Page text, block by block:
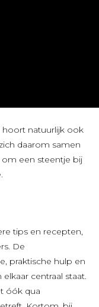
natuurlijk ook
daarom samen
een steentje bij
tips en recepten,
De
praktische hulp en
centraal staat.
óók qua